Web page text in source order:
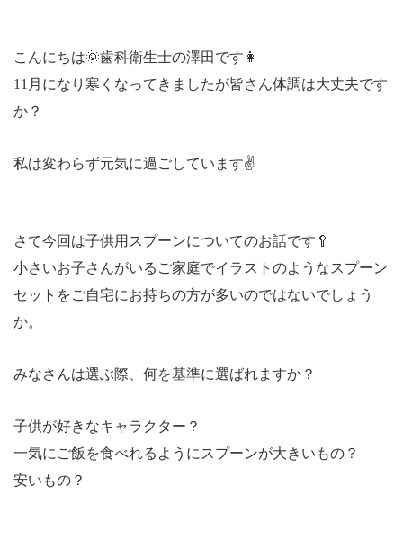
こんにちは🌞歯科衛生士の澤田です 👩
11月になり寒くなってきましたが皆さん体調は大丈夫です
か？
私は変わらず元気に過ごしています✌️
さて今回は子供用スプーンについてのお話です 🥄
小さいお子さんがいるご家庭でイラストのようなスプーン
セットをご自宅にお持ちの方が多いのではないでしょう
か。
みなさんは選ぶ際、何を基準に選ばれますか？
子供が好きなキャラクター？
一気にご飯を食べれるようにスプーンが大きいもの？
安いもの？